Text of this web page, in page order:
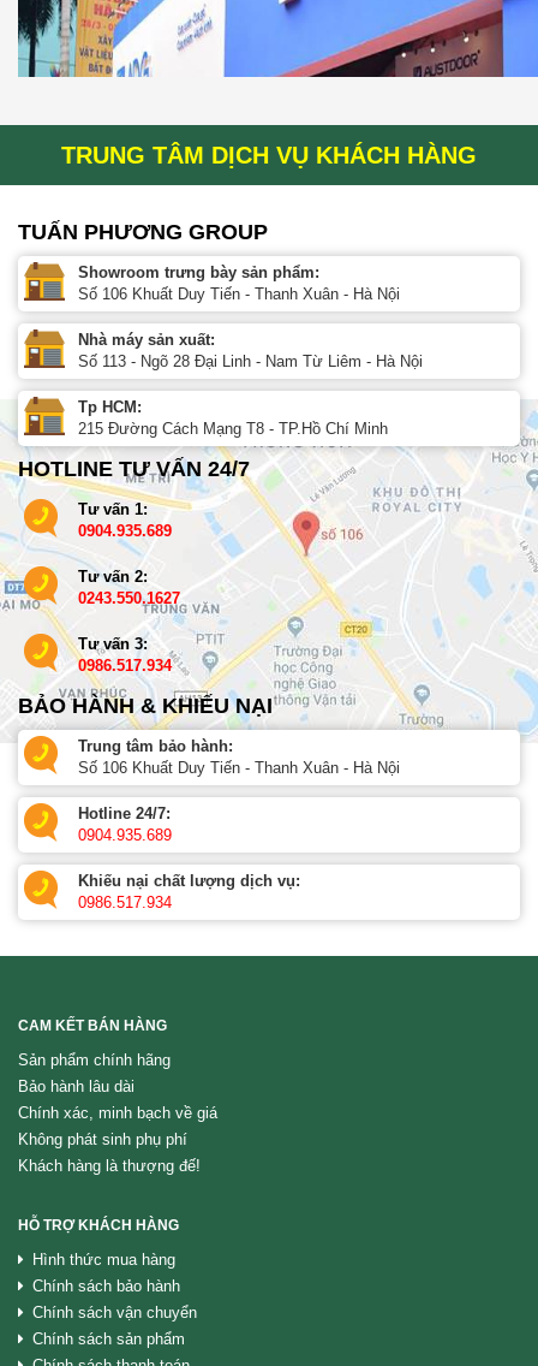
TRUNG TÂM DỊCH VỤ KHÁCH HÀNG
TUẤN PHƯƠNG GROUP
Showroom trưng bày sản phẩm:
Số 106 Khuất Duy Tiến - Thanh Xuân - Hà Nội
Nhà máy sản xuất:
Số 113 - Ngõ 28 Đại Linh - Nam Từ Liêm - Hà Nội
Tp HCM:
215 Đường Cách Mạng T8 - TP.Hồ Chí Minh
HOTLINE TƯ VẤN 24/7
Tư vấn 1:
0904.935.689
Tư vấn 2:
0243.550.1627
Tư vấn 3:
0986.517.934
BẢO HÀNH & KHIẾU NẠI
Trung tâm bảo hành:
Số 106 Khuất Duy Tiến - Thanh Xuân - Hà Nội
Hotline 24/7:
0904.935.689
Khiếu nại chất lượng dịch vụ:
0986.517.934
CAM KẾT BÁN HÀNG
Sản phẩm chính hãng
Bảo hành lâu dài
Chính xác, minh bạch về giá
Không phát sinh phụ phí
Khách hàng là thượng đế!
HỖ TRỢ KHÁCH HÀNG
Hình thức mua hàng
Chính sách bảo hành
Chính sách vận chuyển
Chính sách sản phẩm